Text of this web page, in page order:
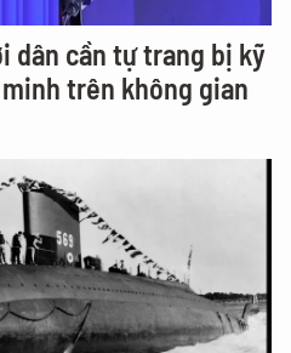
dân cần tự trang bị kỹ
trên không gian